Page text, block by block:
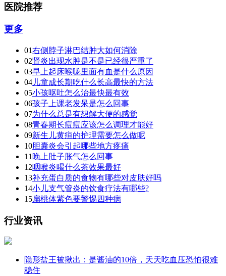
医院推荐
更多
01右侧脖子淋巴结肿大如何消除
02肾炎出现水肿是不是已经很严重了
03早上起床喉咙里面有血是什么原因
04 儿童成长期吃什么长高最快的方法
05小孩呕吐怎么治最快最有效
06孩子上课老发呆是怎么回事
07为什么总是有想解大便的感觉
08青春期长痘痘应该怎么调理才能好
09新生儿黄疸的护理需要怎么做呢
10胆囊炎会引起哪些地方疼痛
11 晚上肚子胀气怎么回事
12咽喉炎喝什么茶效果最好
13补充蛋白质的食物有哪些对皮肤好吗
14小儿支气管炎的饮食疗法有哪些?
15扁桃体紫色要警惕四种病
行业资讯
隐形盐王被揪出：是酱油的10倍，天天吃血压恐怕很难
稳住